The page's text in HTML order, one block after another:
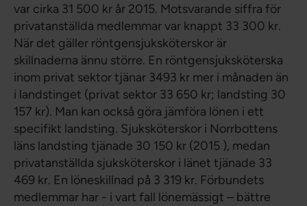
var cirka 31 500 kr år 2015. Motsvarande siffra för
privatanställda medlemmar var knappt 33 300 kr.
När det gäller röntgensjuksköterskor är
skillnaderna ännu större. En röntgensjuksköterska
inom privat sektor tjänar 3493 kr mer i månaden än
i landstinget (privat sektor 33 650 kr; landsting 30
157 kr). Man kan också göra jämföra lönen i ett
specifikt landsting. Sjuksköterskor i Norrbottens
läns landsting tjänade 30 150 kr (2015 ), medan
privatanställda sjuksköterskor i länet tjänade 33
469 kr. En löneskillnad på 3 319 kr. Förbundets
medlemmar har - i vart fall lönemässigt – bättre